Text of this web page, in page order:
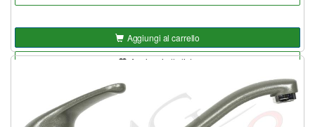
Aggiungi al carrello
Aggiungi alla lista